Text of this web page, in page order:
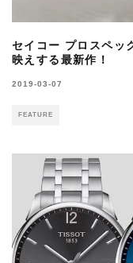
セイコー プロスペッ
映えする最新作！
2019-03-07
FEATURE